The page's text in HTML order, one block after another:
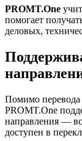
PROMT.One
помогает
деловых,
Помимо перевода
PROMT.One
направления —
доступен в